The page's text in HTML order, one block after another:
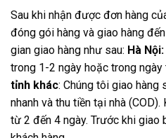
Sau khi nhận được đơn hàng
đóng gói hàng và giao hàng
gian giao hàng như sau: Hà Nội:
trong 1-2 ngày hoặc trong ngày
tỉnh khác: Chúng tôi giao hàng
nhanh và thu tiền tại nhà
từ 2 đến 4 ngày. Trước khi